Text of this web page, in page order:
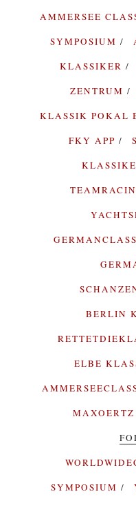
AMMERSEE
SYMPOSIUM
KLASSIKER
ZENTRUM
KLASSIK POKAL
FKY APP
BERLIN
ELBE
MAXOERTZ
SYMPOSIUM